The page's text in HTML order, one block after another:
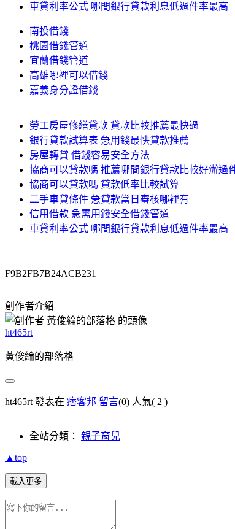
車貸利率公式 哪間銀行貸款利息低過件率最高
南投借錢
桃園借錢管道
宜蘭借錢管道
高雄哪裡可以借錢
嘉義身分證借錢
勞工房屋修繕貸款 貸款比較推薦最快過
銀行貸款試算表 急用錢最快貸款推薦
房屋轉貸 借錢容易安全方法
協商可以貸款嗎 推薦哪間銀行貸款比較好辦過
協商可以貸款嗎 貸款低率比較試算
二手車貸條件 急貸款當日審核哪裡有
信用借款 急需用錢安全借錢管道
車貸利率公式 哪間銀行貸款利息低過件率最高
F9B2FB7B24ACB231
創作者介紹
ht465rt
黃俊綸的部落格
ht465rt 發表在 痞客邦 留言(0) 人氣( 2 )
全站分類： 親子育兒
▲top
載入更多